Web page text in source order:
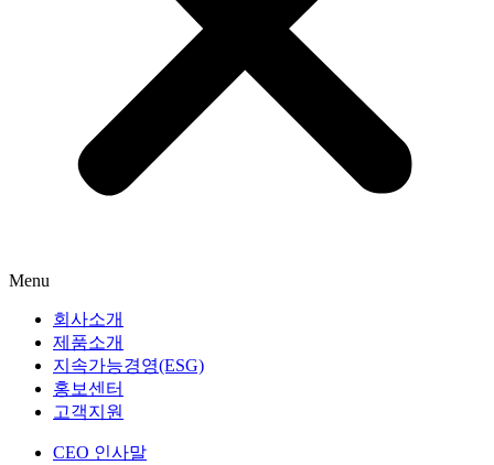
Menu
회사소개
제품소개
지속가능경영(ESG)
홍보센터
고객지원
CEO 인사말